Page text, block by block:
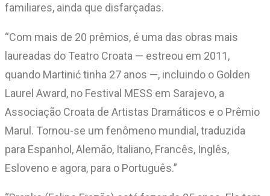
familiares, ainda que disfarçadas.
“Com mais de 20 prêmios, é uma das obras mais
laureadas do Teatro Croata — estreou em 2011,
quando Martinić tinha 27 anos —, incluindo o Golden
Laurel Award, no Festival MESS em Sarajevo, a
Associação Croata de Artistas Dramáticos e o Prêmio
Marul. Tornou-se um fenômeno mundial, traduzida
para Espanhol, Alemão, Italiano, Francês, Inglês,
Esloveno e agora, para o Português.”